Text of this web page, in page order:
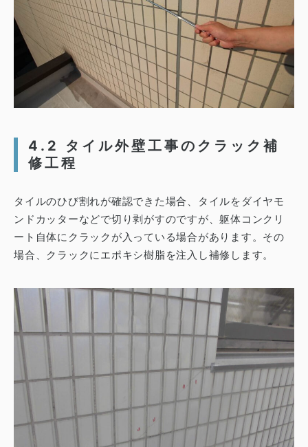
4.2 タイル外壁工事のクラック補
修工程
タイルのひび割れが確認できた場合、タイルをダイヤモ
ンドカッターなどで切り剥がすのですが、躯体コンクリ
ート自体にクラックが入っている場合があります。 その
場合、クラックにエポキシ樹脂を注入し補修します。